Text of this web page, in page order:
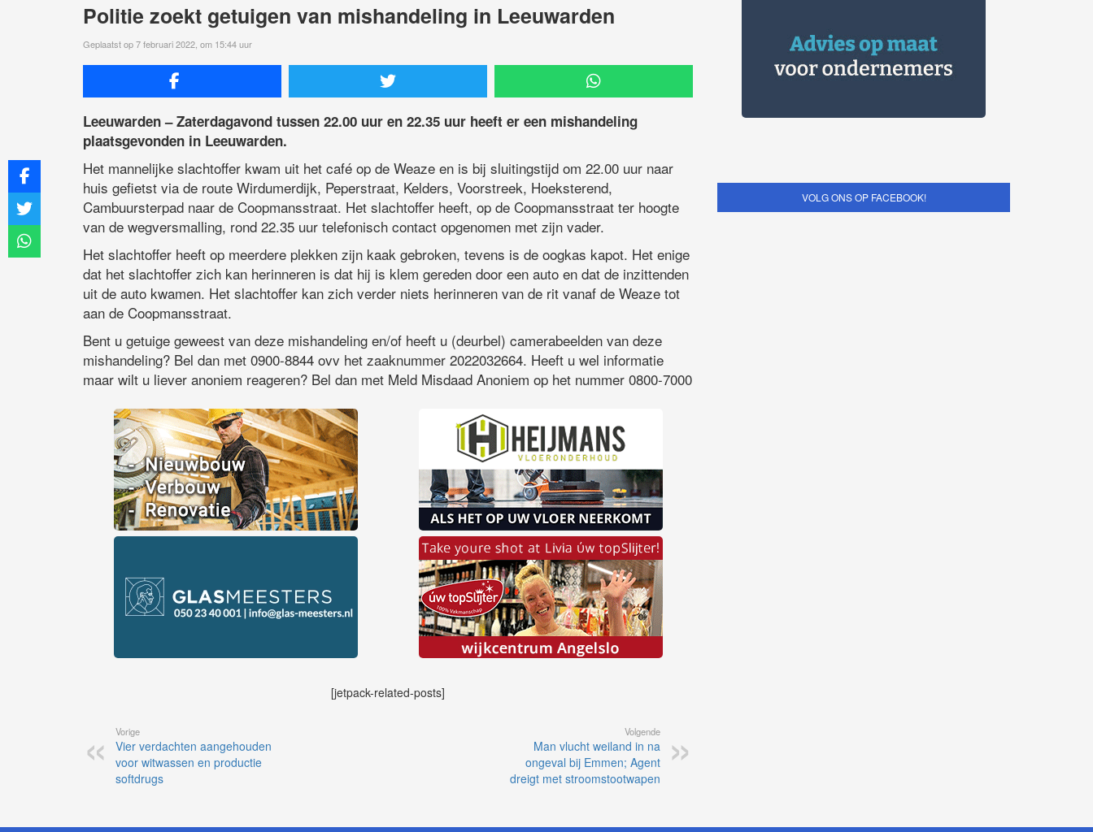
Politie zoekt getuigen van mishandeling in Leeuwarden
Geplaatst op 7 februari 2022, om 15:44 uur
Leeuwarden – Zaterdagavond tussen 22.00 uur en 22.35 uur heeft er een mishandeling
plaatsgevonden in Leeuwarden.
Het mannelijke slachtoffer kwam uit het café op de Weaze en is bij sluitingstijd om 22.00 uur naar
huis gefietst via de route Wirdumerdijk, Peperstraat, Kelders, Voorstreek, Hoeksterend,
Cambuursterpad naar de Coopmansstraat. Het slachtoffer heeft, op de Coopmansstraat ter hoogte
van de wegversmalling, rond 22.35 uur telefonisch contact opgenomen met zijn vader.
Het slachtoffer heeft op meerdere plekken zijn kaak gebroken, tevens is de oogkas kapot. Het enige
dat het slachtoffer zich kan herinneren is dat hij is klem gereden door een auto en dat de inzittenden
uit de auto kwamen. Het slachtoffer kan zich verder niets herinneren van de rit vanaf de Weaze tot
aan de Coopmansstraat.
Bent u getuige geweest van deze mishandeling en/of heeft u (deurbel) camerabeelden van deze
mishandeling? Bel dan met 0900-8844 ovv het zaaknummer 2022032664. Heeft u wel informatie
maar wilt u liever anoniem reageren? Bel dan met Meld Misdaad Anoniem op het nummer 0800-7000
[jetpack-related-posts]
Vorige
Vier verdachten aangehouden
voor witwassen en productie
softdrugs
Volgende
Man vlucht weiland in na
ongeval bij Emmen; Agent
dreigt met stroomstootwapen
VOLG ONS OP FACEBOOK!